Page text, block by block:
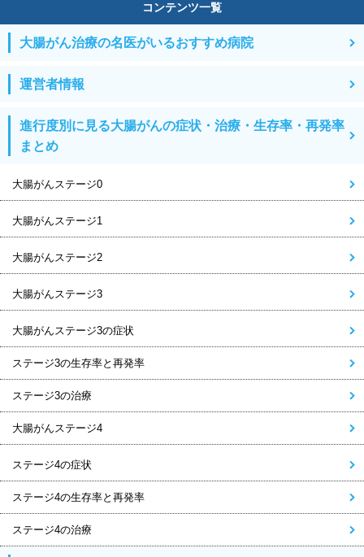
コンテンツ一覧
大腸がん治療の名医がいるおすすめ病院
運営者情報
進行度別に見る大腸がんの症状・治療・生存率・再発率
まとめ
大腸がんステージ0
大腸がんステージ1
大腸がんステージ2
大腸がんステージ3
大腸がんステージ3の症状
ステージ3の生存率と再発率
ステージ3の治療
大腸がんステージ4
ステージ4の症状
ステージ4の生存率と再発率
ステージ4の治療